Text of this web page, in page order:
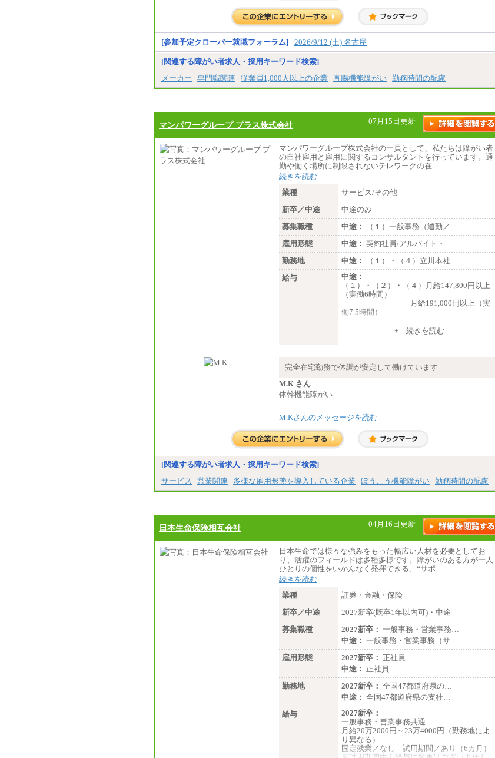
・高専卒（本科）／月給256,000円
一般事務職
0円
・高専卒（専攻科）／月給206,400円
・専門卒（2年）／月給197,800円
※試用期間中も給与に変更はございません。
（１）（２）
月給：270,000円～
年収例：
・610万円/28歳・月給34万円
・1,090万円/38歳・月給59万円 *残業代・
家族手当対象外
（３）
月給：190,000円～
想定年収：340万円～610万円
年収例：
・460万円/28歳・月給26万円
・520万円/32歳・月給29万円
（４）
月給：201,000円～
想定年収：360万円～680万円
年収例：
・520万円/32歳・月給29万円
年収例は賞与含む、残業代・家族手当含まず
より確定します
※固定給に固定残業代含まず
[参加予定クローバー就職フォーラム] 2026/9/12 (土) 名古屋
[関連する障がい者求人・採用キーワード検索]
メーカー
専門職関連 従業員1,000人以上の企業 直腸機能障がい 勤務時間の配慮
マンパワーグループ プラス株式会社 07月15日更新
マンパワーグループ株式会社の一員として、私たちは障がい者
の自社雇用と雇用に関するコンサルタントを行っています。通
勤や働く場所に制限されないテレワークの在…
続きを読む
業種
サービス/その他
新卒／中途
中途のみ
募集職種
中途：
（１）一般事務（通勤／…
雇用形態
中途： 契約社員/アルバイト・…
勤務地
中途：
（１）・（４）立川本社…
給与
中途：
（１）・（２）・（４）月給147,800円以上
（実働6時間）
月給191,000円以上（実
働7.5時間）
（３）月給191,000円以上（実働7.5時間）
（５）月給147,800円以上（実働6時間）
時給 1,226円（実働4.5時間）
※基本給に加算して以下手当有（いず
※全ての求人において試用期間中も給与に変
更はございません。
+ 続きを読む
完全在宅勤務で体調が安定して働けています
M.K さん
体幹機能障がい
M.Kさんのメッセージを読む
[関連する障がい者求人・採用キーワード検索]
サービス
営業関連 多様な雇用形態を導入している企業 ぼうこう機能障がい 勤務時間の配慮
日本生命保険相互会社 04月16日更新
日本生命では様々な強みをもった幅広い人材を必要としてお
り、活躍のフィールドは多種多様です。障がいのある方が一人
ひとりの個性をいかんなく発揮できる、“サポ…
続きを読む
業種
証券・金融・保険
新卒／中途
2027新卒(既卒1年以内可)・中途
募集職種
2027新卒： 一般事務・営業事務…
中途： 一般事務・営業事務（サ…
雇用形態
2027新卒： 正社員
中途： 正社員
勤務地
2027新卒： 全国47都道府県の…
中途： 全国47都道府県の支社…
給与
2027新卒：
一般事務・営業事務共通
月給20万2000円～23万4000円（勤務地によ
り異なる）
固定残業／なし 試用期間／あり（6カ月）